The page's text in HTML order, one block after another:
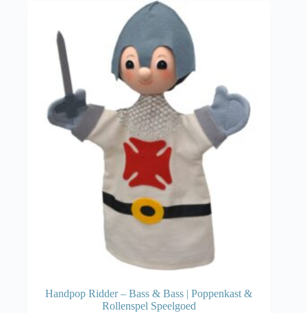
Handpop Ridder – Bass & Bass | Poppenkast &
Rollenspel Speelgoed